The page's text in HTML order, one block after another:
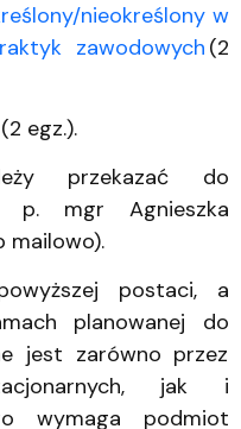
nieokreślony w
zawodowych (2
egz.).
przekazać do
p. mgr Agnieszka
mailowo).
postaci, a
planowanej do
jest zarówno przez
jak i
wymaga podmiot